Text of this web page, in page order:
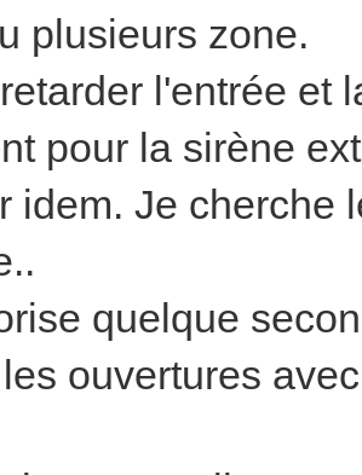
plusieurs zone.
l'entrée et
pour la sirène
idem. Je cherche
quelque
ouvertures